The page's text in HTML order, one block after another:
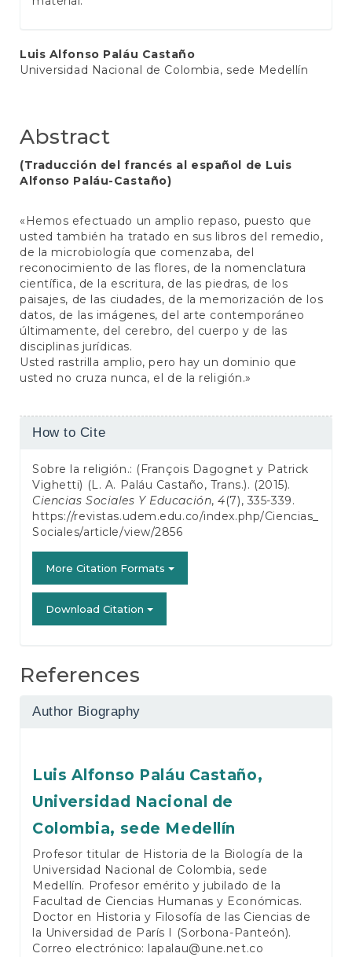
Main
Article
Luis Alfonso Paláu Castaño
Universidad Nacional de Colombia, sede Medellín
Abstract
(Traducción del francés al español de Luis
Alfonso Paláu-Castaño)
«Hemos efectuado un amplio repaso, puesto que
usted también ha tratado en sus libros del remedio,
de la microbiología que comenzaba, del
reconocimiento de las flores, de la nomenclatura
científica, de la escritura, de las piedras, de los
paisajes, de las ciudades, de la memorización de los
datos, de las imágenes, del arte contemporáneo
últimamente, del cerebro, del cuerpo y de las
disciplinas jurídicas.
Usted rastrilla amplio, pero hay un dominio que
usted no cruza nunca, el de la religión.»
Article
How to Cite
Sobre la religión.: (François Dagognet y Patrick
Vighetti) (L. A. Paláu Castaño, Trans.). (2015).
Ciencias Sociales Y Educación,4(7), 335-339.
https://revistas.udem.edu.co/index.php/Ciencias_
Sociales/article/view/2856
More Citation Formats
Download Citation
References
Author Biography
Luis Alfonso Paláu Castaño,
Universidad Nacional de
Colombia, sede Medellín
Profesor titular de Historia de la Biología de la
Universidad Nacional de Colombia, sede
Medellín. Profesor emérito y jubilado de la
Facultad de Ciencias Humanas y Económicas.
Doctor en Historia y Filosofía de las Ciencias de
la Universidad de París I (Sorbona-Panteón).
Correo electrónico: lapalau@une.net.co